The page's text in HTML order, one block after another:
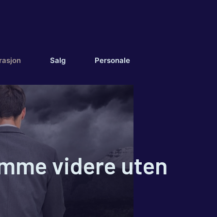
Salg Personale
videre uten